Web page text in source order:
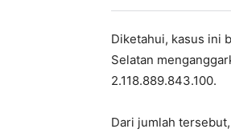
Diketahui, kasus ini
Selatan
2.118.889.843.100.
Dari jumlah